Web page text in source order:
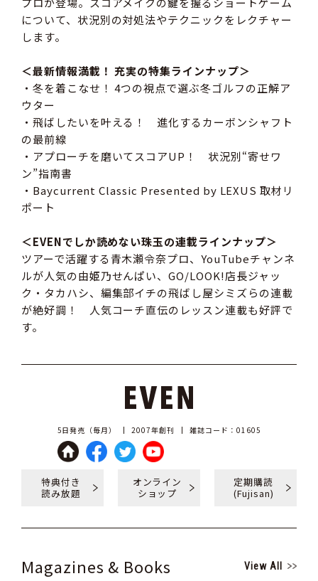
について、状況別の対処法やテクニックをレクチャー
します。
＜最新情報満載！ 充実の特集ラインナップ＞
・冬を着こなせ！ 4つの視点で選ぶ冬ゴルフの正解ア
ウター
・飛ばしたいを叶える！ 進化するカーボンシャフト
の最前線
・アプローチを磨いてスコアUP！ 状況別“寄せワ
ン”指南書
・Baycurrent Classic Presented by LEXUS 取材リ
ポート
＜EVENでしか読めない珠玉の連載ラインナップ＞
ツアーで活躍する青木瀬令奈プロ、YouTubeチャンネ
ルが人気の由姫乃せんぱい、GO/LOOK!店長ジャッ
ク・タカハシ、編集部イチの飛ばし屋シミズらの連載
が絶好調！ 人気コーチ直伝のレッスン連載も好評で
す。
5日発売（毎月） 2007年創刊 雑誌コード：01605
特典付き
読み放題
オンライン
ショップ
定期購読
(Fujisan)
Magazines & Books View All